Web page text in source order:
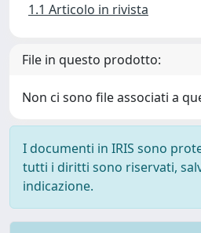
1.1 Articolo in rivista
File in questo prodotto:
Non ci sono file associati a
I documenti in IRIS sono
tutti i diritti sono riservati,
indicazione.